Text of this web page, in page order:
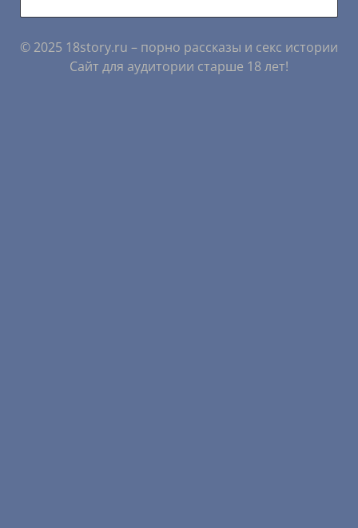
© 2025 18story.ru – порно рассказы и секс истории
Сайт для аудитории старше 18 лет!